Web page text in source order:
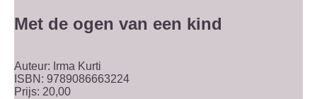
Met de ogen van een kind
Auteur: Irma Kurti
ISBN: 9789086663224
Prijs: 20,00